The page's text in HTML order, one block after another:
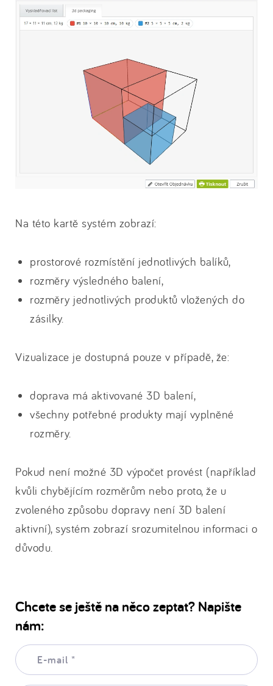
Na této kartě systém zobrazí:
prostorové rozmístění jednotlivých balíků,
rozměry výsledného balení,
rozměry jednotlivých produktů vložených do
zásilky.
Vizualizace je dostupná pouze v případě, že:
doprava má aktivované 3D balení,
všechny potřebné produkty mají vyplněné
rozměry.
Pokud není možné 3D výpočet provést (například
kvůli chybějícím rozměrům nebo proto, že u
zvoleného způsobu dopravy není 3D balení
aktivní), systém zobrazí srozumitelnou informaci o
důvodu.
Chcete se ještě na něco zeptat? Napište
nám:
E-
mail: